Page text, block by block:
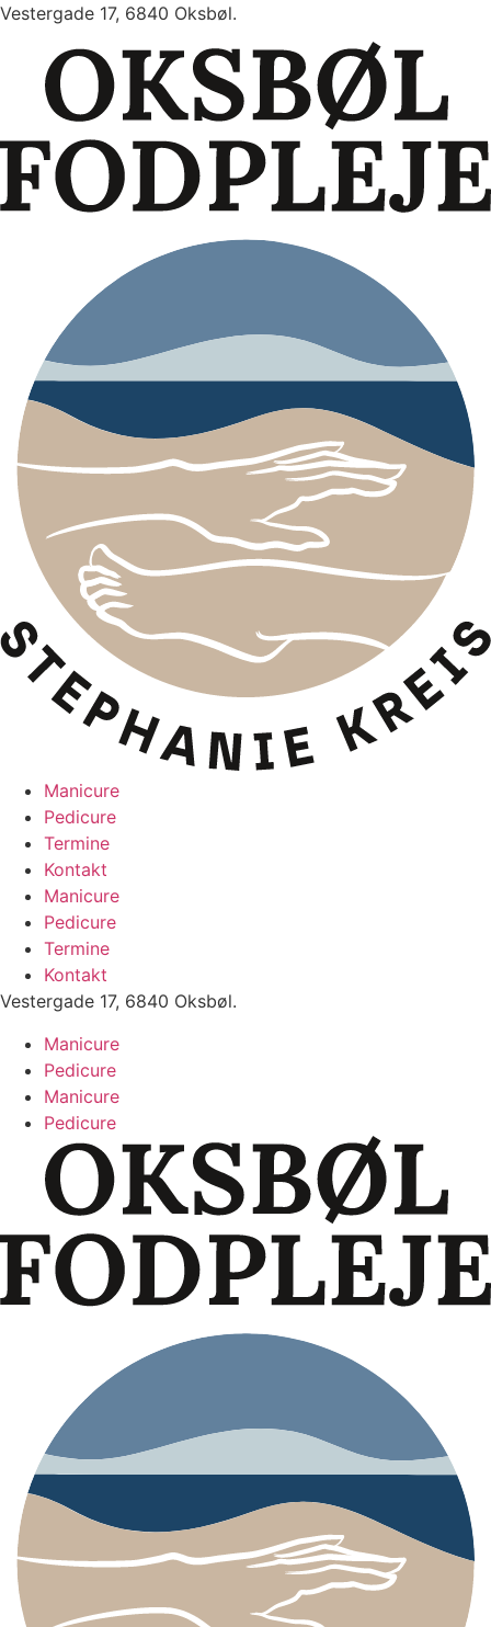
Videre
indhold
Vestergade 17, 6840 Oksbøl.
Manicure
Pedicure
Termine
Kontakt
Manicure
Pedicure
Termine
Kontakt
Vestergade 17, 6840 Oksbøl.
Manicure
Pedicure
Manicure
Pedicure